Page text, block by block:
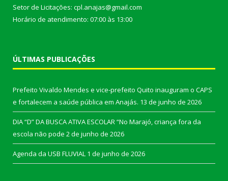
Setor de Licitações: cpl.anajas@gmail.com
Horário de atendimento: 07:00 às 13:00
ÚLTIMAS PUBLICAÇÕES
Prefeito Vivaldo Mendes e vice-prefeito Quito inauguram o CAPS
e fortalecem a saúde pública em Anajás. 13 de junho de 2026
DIA “D” DA BUSCA ATIVA ESCOLAR “No Marajó, criança fora da
escola não pode 2 de junho de 2026
Agenda da USB FLUVIAL 1 de junho de 2026